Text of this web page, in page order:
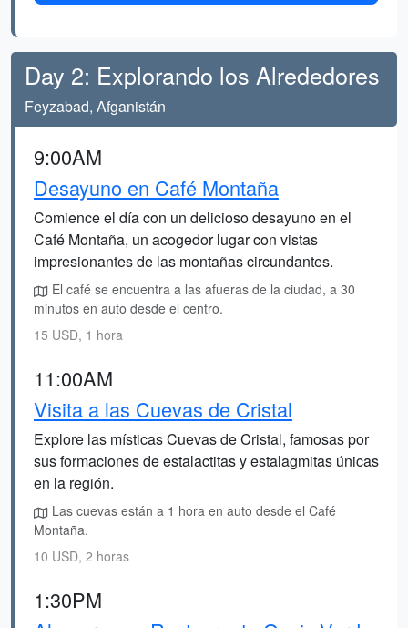
Day 2: Explorando los Alrededores
Feyzabad, Afganistán
9:00AM
Desayuno en Café Montaña
Comience el día con un delicioso desayuno en el
Café Montaña, un acogedor lugar con vistas
impresionantes de las montañas circundantes.
El café se encuentra a las afueras de la ciudad, a 30
minutos en auto desde el centro.
15 USD, 1 hora
11:00AM
Visita a las Cuevas de Cristal
Explore las místicas Cuevas de Cristal, famosas por
sus formaciones de estalactitas y estalagmitas únicas
en la región.
Las cuevas están a 1 hora en auto desde el Café
Montaña.
10 USD, 2 horas
1:30PM